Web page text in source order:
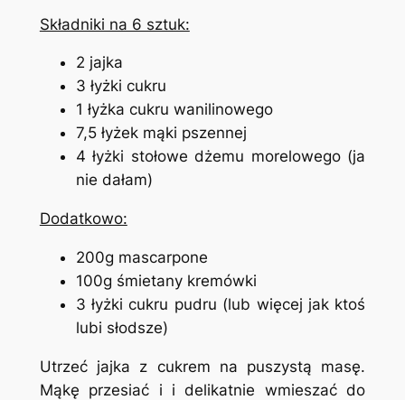
Składniki na 6 sztuk:
2 jajka
3 łyżki cukru
1 łyżka cukru wanilinowego
7,5 łyżek mąki pszennej
4 łyżki stołowe dżemu morelowego (ja
nie dałam)
Dodatkowo:
200g mascarpone
100g śmietany kremówki
3 łyżki cukru pudru (lub więcej jak ktoś
lubi słodsze)
Utrzeć jajka z cukrem na puszystą masę.
Mąkę przesiać i i delikatnie wmieszać do